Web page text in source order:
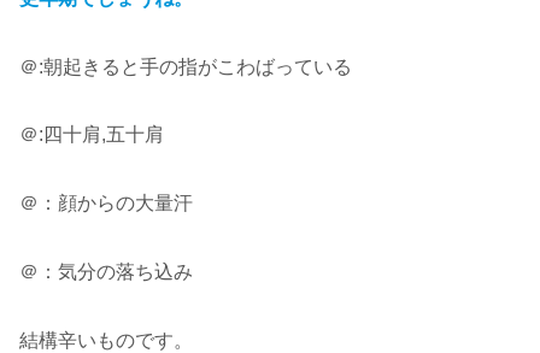
＠:朝起きると手の指がこわばっている
＠:四十肩,五十肩
＠：顔からの大量汗
＠：気分の落ち込み
結構辛いものです。